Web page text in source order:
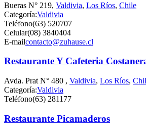
Bueras N° 219, Valdivia, Los Ríos, Chile
Categoría:Valdivia
Teléfono(63) 520707
Celular(08) 3840404
E-mailcontacto@zuhause.cl
Restaurante Y Cafeteria
Avda. Prat N° 480 , Valdivia, Los Ríos,
Categoría:Valdivia
Teléfono(63) 281177
Restaurante Picamaderos